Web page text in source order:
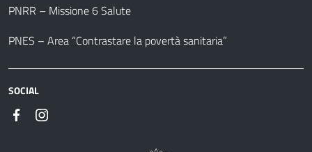
PNRR – Missione 6 Salute
PNES – Area “Contrastare la povertà sanitaria”
SOCIAL